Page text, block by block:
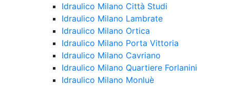
Idraulico Milano Città Studi
Idraulico Milano Lambrate
Idraulico Milano Ortica
Idraulico Milano Porta Vittoria
Idraulico Milano Cavriano
Idraulico Milano Quartiere Forlanini
Idraulico Milano Monluè